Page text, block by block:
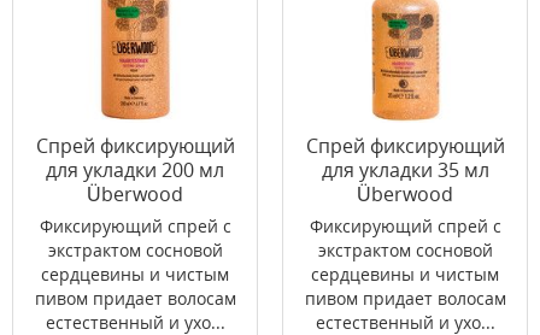
Спрей фиксирующий
для укладки 200 мл
Überwood
Фиксирующий спрей с
экстрактом сосновой
сердцевины и чистым
пивом придает волосам
естественный и ухо...
Спрей фиксирующий
для укладки 35 мл
Überwood
Фиксирующий спрей с
экстрактом сосновой
сердцевины и чистым
пивом придает волосам
естественный и ухо...